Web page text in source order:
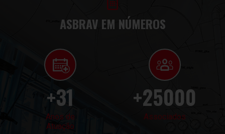
ASBRAV EM NÚMEROS
31
Anos de
Atuação
25000
Associados